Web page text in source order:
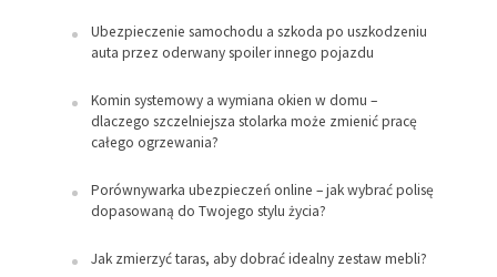
Ubezpieczenie samochodu a szkoda po uszkodzeniu
auta przez oderwany spoiler innego pojazdu
Komin systemowy a wymiana okien w domu –
dlaczego szczelniejsza stolarka może zmienić pracę
całego ogrzewania?
Porównywarka ubezpieczeń online – jak wybrać polisę
dopasowaną do Twojego stylu życia?
Jak zmierzyć taras, aby dobrać idealny zestaw mebli?